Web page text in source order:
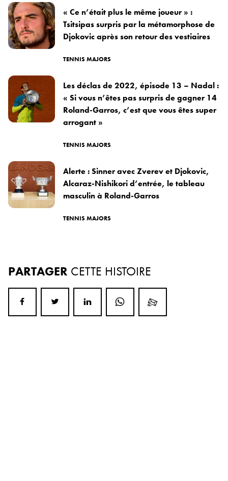
« Ce n’était plus le même joueur » :
Tsitsipas surpris par la métamorphose de
Djokovic après son retour des vestiaires
TENNIS MAJORS
Les déclas de 2022, épisode 13 – Nadal :
« Si vous n’êtes pas surpris de gagner 14
Roland-Garros, c’est que vous êtes super
arrogant »
TENNIS MAJORS
Alerte : Sinner avec Zverev et Djokovic,
Alcaraz-Nishikori d’entrée, le tableau
masculin à Roland-Garros
TENNIS MAJORS
PARTAGER CETTE HISTOIRE